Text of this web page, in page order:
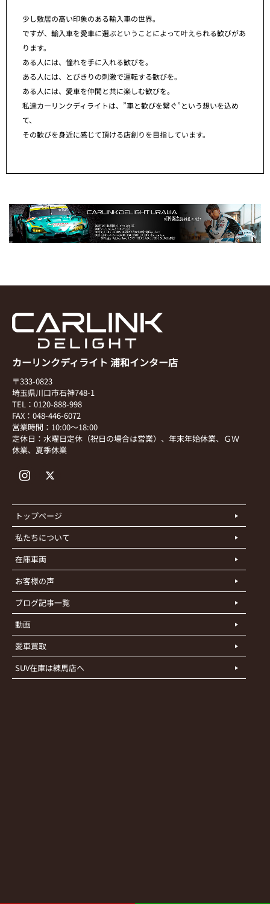
少し敷居の高い印象のある輸入車の世界。
ですが、輸入車を愛車に選ぶということによって叶えられる歓びがあ
ります。
ある人には、憧れを手に入れる歓びを。
ある人には、とびきりの刺激で運転する歓びを。
ある人には、愛車を仲間と共に楽しむ歓びを。
私達カーリンクディライトは、”車と歓びを繋ぐ”という想いを込め
て、
その歓びを身近に感じて頂ける店創りを目指しています。
カーリンクディライト 浦和インター店
〒333-0823
埼玉県川口市石神748-1
TEL：0120-888-998
FAX：048-446-6072
営業時間：10:00～18:00
定休日：水曜日定休（祝日の場合は営業）、年末年始休業、ＧＷ
休業、夏季休業
トップページ
私たちについて
在庫車両
お客様の声
ブログ記事一覧
動画
愛車買取
SUV在庫は練馬店へ